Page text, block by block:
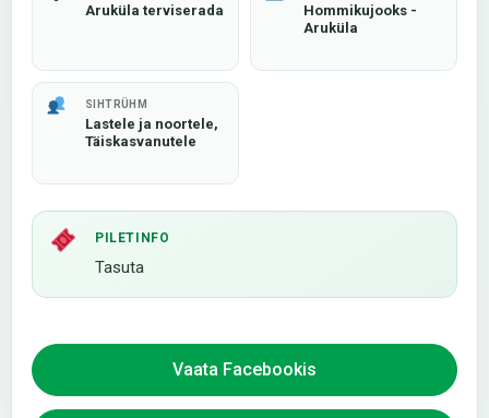
Aruküla terviserada
Hommikujooks -
Aruküla
SIHTRÜHM
Lastele ja noortele,
Täiskasvanutele
PILETINFO
Tasuta
Vaata Facebookis